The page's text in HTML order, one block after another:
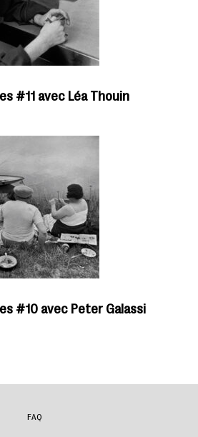
#11 avec Léa Thouin
#10 avec Peter Galassi
FAQ